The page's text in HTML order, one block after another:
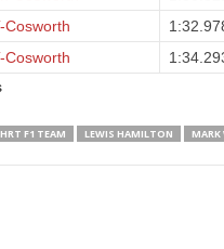
Cosworth
Cosworth
HRT F1 TEAM LEWIS HAMILTON MARK